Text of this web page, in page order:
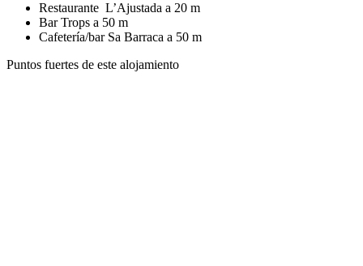
Restaurante L’Ajustada a 20 m
Bar Trops a 50 m
Cafetería/bar Sa Barraca a 50 m
Puntos fuertes de este alojamiento